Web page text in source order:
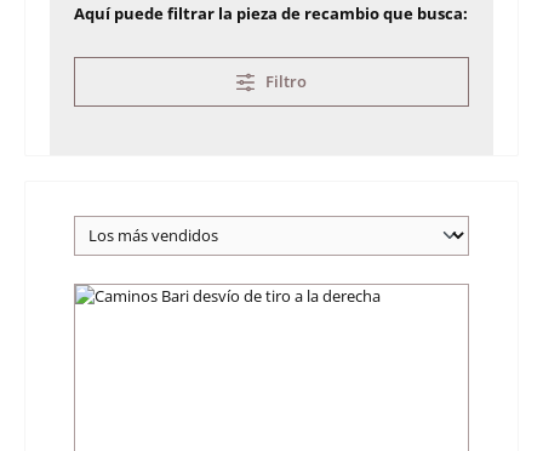
Aquí puede filtrar la pieza de recambio que busca:
Filtro